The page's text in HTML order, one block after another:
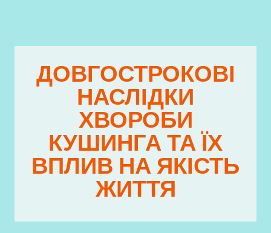
ДОВГОСТРОКОВІ
НАСЛІДКИ
ХВОРОБИ
КУШИНГА ТА ЇХ
ВПЛИВ НА ЯКІСТЬ
ЖИТТЯ